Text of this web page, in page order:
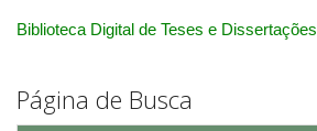
Biblioteca Digital de Teses e Dissertações
Página de Busca